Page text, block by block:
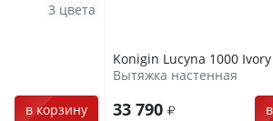
в корзину
3 цвета
Konigin Lucyna 1000
Вытяжка настенная
33 790